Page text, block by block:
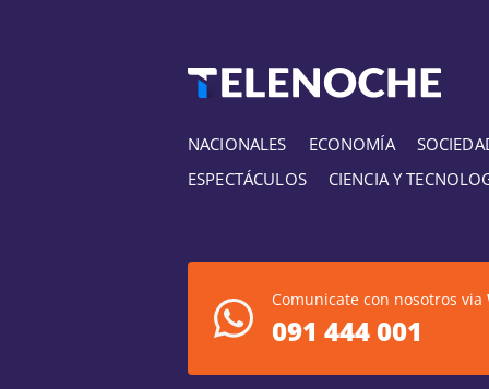
NACIONALES ECONOMÍA
ESPECTÁCULOS
CIENCIA Y
Comunicate con nosotros via
091 444 001